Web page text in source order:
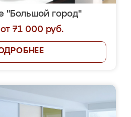
"Большой город"
71 000 руб.